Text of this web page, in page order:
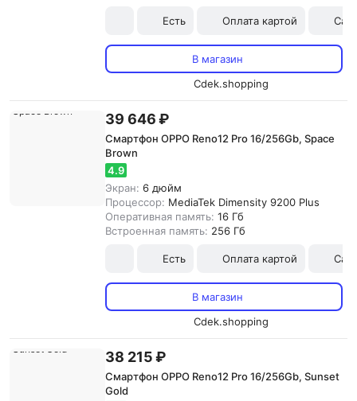
Есть Оплата картой
В магазин
Cdek.shopping
39 646 ₽
Смартфон OPPO Reno12 Pro 16/256Gb, Space
Brown
4.9
Экран: 6 дюйм
Процессор: MediaTek Dimensity 9200 Plus
Оперативная память: 16 Гб
Встроенная память: 256 Гб
Есть Оплата картой
В магазин
Cdek.shopping
38 215 ₽
Смартфон OPPO Reno12 Pro 16/256Gb, Sunset
Gold